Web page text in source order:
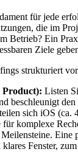
für jede
die im
Betrieb? Ein
Ziele
strukturiert
Listen
beschleunigt
sich iOS (ca.
komplexe
Meilensteine.
klares Fenster,